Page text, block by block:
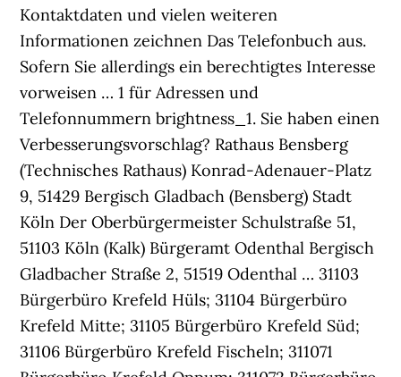
Kontaktdaten und vielen weiteren
Informationen zeichnen Das Telefonbuch aus.
Sofern Sie allerdings ein berechtigtes Interesse
vorweisen … 1 für Adressen und
Telefonnummern brightness_1. Sie haben einen
Verbesserungsvorschlag? Rathaus Bensberg
(Technisches Rathaus) Konrad-Adenauer-Platz
9, 51429 Bergisch Gladbach (Bensberg) Stadt
Köln Der Oberbürgermeister Schulstraße 51,
51103 Köln (Kalk) Bürgeramt Odenthal Bergisch
Gladbacher Straße 2, 51519 Odenthal … 31103
Bürgerbüro Krefeld Hüls; 31104 Bürgerbüro
Krefeld Mitte; 31105 Bürgerbüro Krefeld Süd;
31106 Bürgerbüro Krefeld Fischeln; 311071